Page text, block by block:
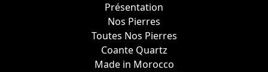
Présentation
Nos Pierres
Toutes Nos Pierres
Coante Quartz
Made in Morocco